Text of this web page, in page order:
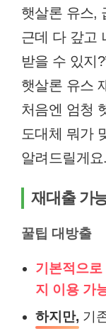
햇살론 유스,
근데 다 갚고
받을 수 있지
햇살론 유스
처음엔 엄청
도대체 뭐가
알려드릴게요.
재대출 가
꿀팁 대방출
기본적으
지 이용 가
하지만, 기